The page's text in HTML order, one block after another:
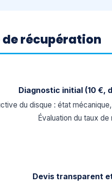
récupération
Diagnostic initial (10 €,
du disque : état
Évaluation du taux
Devis transparent